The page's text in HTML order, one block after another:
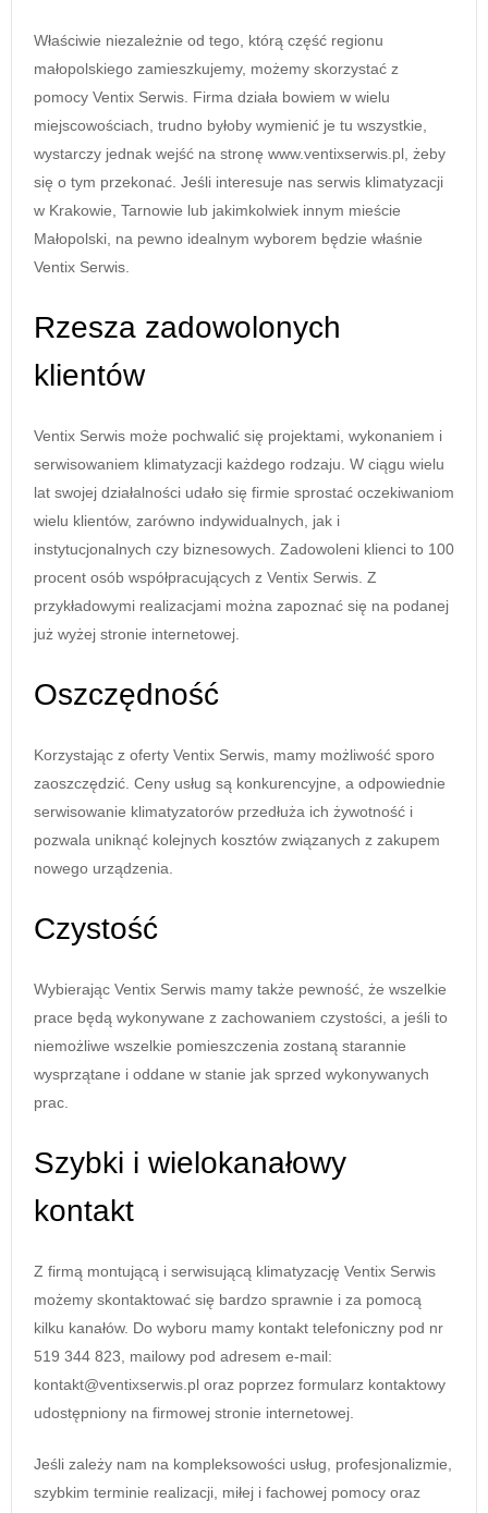
Właściwie niezależnie od tego, którą część regionu
małopolskiego zamieszkujemy, możemy skorzystać z
pomocy Ventix Serwis. Firma działa bowiem w wielu
miejscowościach, trudno byłoby wymienić je tu wszystkie,
wystarczy jednak wejść na stronę www.ventixserwis.pl, żeby
się o tym przekonać. Jeśli interesuje nas serwis klimatyzacji
w Krakowie, Tarnowie lub jakimkolwiek innym mieście
Małopolski, na pewno idealnym wyborem będzie właśnie
Ventix Serwis.
Rzesza zadowolonych
klientów
Ventix Serwis może pochwalić się projektami, wykonaniem i
serwisowaniem klimatyzacji każdego rodzaju. W ciągu wielu
lat swojej działalności udało się firmie sprostać oczekiwaniom
wielu klientów, zarówno indywidualnych, jak i
instytucjonalnych czy biznesowych. Zadowoleni klienci to 100
procent osób współpracujących z Ventix Serwis. Z
przykładowymi realizacjami można zapoznać się na podanej
już wyżej stronie internetowej.
Oszczędność
Korzystając z oferty Ventix Serwis, mamy możliwość sporo
zaoszczędzić. Ceny usług są konkurencyjne, a odpowiednie
serwisowanie klimatyzatorów przedłuża ich żywotność i
pozwala uniknąć kolejnych kosztów związanych z zakupem
nowego urządzenia.
Czystość
Wybierając Ventix Serwis mamy także pewność, że wszelkie
prace będą wykonywane z zachowaniem czystości, a jeśli to
niemożliwe wszelkie pomieszczenia zostaną starannie
wysprzątane i oddane w stanie jak sprzed wykonywanych
prac.
Szybki i wielokanałowy
kontakt
Z firmą montującą i serwisującą klimatyzację Ventix Serwis
możemy skontaktować się bardzo sprawnie i za pomocą
kilku kanałów. Do wyboru mamy kontakt telefoniczny pod nr
519 344 823, mailowy pod adresem e-mail:
kontakt@ventixserwis.pl oraz poprzez formularz kontaktowy
udostępniony na firmowej stronie internetowej.
Jeśli zależy nam na kompleksowości usług, profesjonalizmie,
szybkim terminie realizacji, miłej i fachowej pomocy oraz